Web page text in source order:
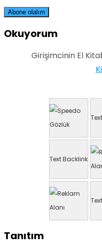
Okuyorum
Girişimcinin El
Text Backlink
Tanıtım